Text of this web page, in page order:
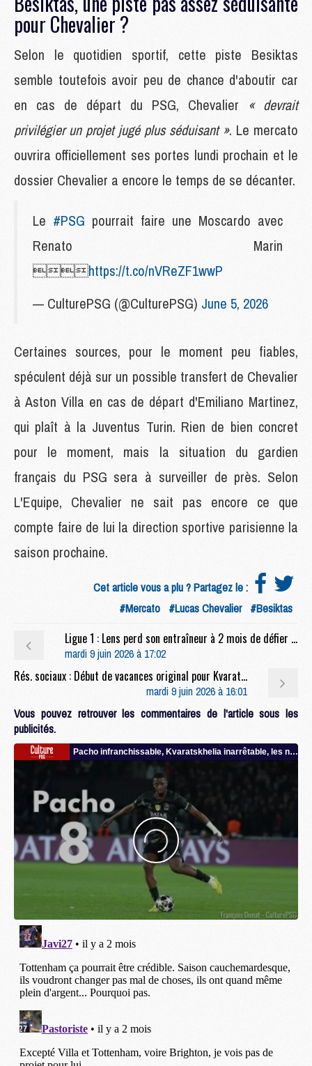
pour Chevalier ?
Selon le quotidien sportif, cette piste Besiktas
semble toutefois avoir peu de chance d'aboutir car
en cas de départ du PSG, Chevalier « devrait
privilégier un projet jugé plus séduisant ». Le mercato
ouvrira officiellement ses portes lundi prochain et le
dossier Chevalier a encore le temps de se décanter.
Le #PSG pourrait faire une Moscardo avec
Renato Marin
https://t.co/nVReZF1wwP
— CulturePSG (@CulturePSG) June 5, 2026
Certaines sources, pour le moment peu fiables,
spéculent déjà sur un possible transfert de Chevalier
à Aston Villa en cas de départ d'Emiliano Martinez,
qui plaît à la Juventus Turin. Rien de bien concret
pour le moment, mais la situation du gardien
français du PSG sera à surveiller de près. Selon
L'Equipe, Chevalier ne sait pas encore ce que
compte faire de lui la direction sportive parisienne la
saison prochaine.
Cet article vous a plu ? Partagez le :
#Mercato #Lucas Chevalier #Besiktas
Ligue 1 : Lens perd son entraîneur à 2 mois de défier le PSG
mardi 9 juin 2026 à 17:02
Rés. sociaux : Début de vacances original pour Kvaratskhelia
mardi 9 juin 2026 à 16:01
Vous pouvez retrouver les commentaires de l'article sous les
publicités.